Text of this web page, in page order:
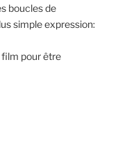
boucles de
simple expression:
film pour être